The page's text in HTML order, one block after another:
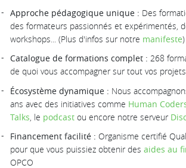
Approche pédagogique unique : Des
des formateurs passionnés et expérimentés,
workshops... (Plus d'infos sur notre manifeste)
Catalogue de formations complet : 268
de quoi vous accompagner sur tout vos projets
Écosystème dynamique : Nous
ans avec des initiatives comme Human
Talks, le podcast ou encore notre serveur
Financement facilité : Organisme certifié
pour que vous puissiez obtenir des aides au
OPCO